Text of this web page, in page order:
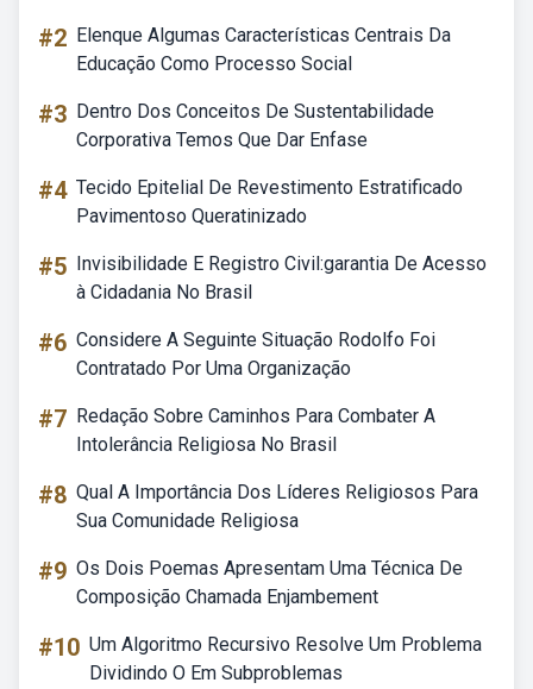
#2 Elenque Algumas Características Centrais Da
Educação Como Processo Social
#3 Dentro Dos Conceitos De Sustentabilidade
Corporativa Temos Que Dar Enfase
#4 Tecido Epitelial De Revestimento Estratificado
Pavimentoso Queratinizado
#5 Invisibilidade E Registro Civil:garantia De Acesso
à Cidadania No Brasil
#6 Considere A Seguinte Situação Rodolfo Foi
Contratado Por Uma Organização
#7 Redação Sobre Caminhos Para Combater A
Intolerância Religiosa No Brasil
#8 Qual A Importância Dos Líderes Religiosos Para
Sua Comunidade Religiosa
#9 Os Dois Poemas Apresentam Uma Técnica De
Composição Chamada Enjambement
#10 Um Algoritmo Recursivo Resolve Um Problema
Dividindo O Em Subproblemas